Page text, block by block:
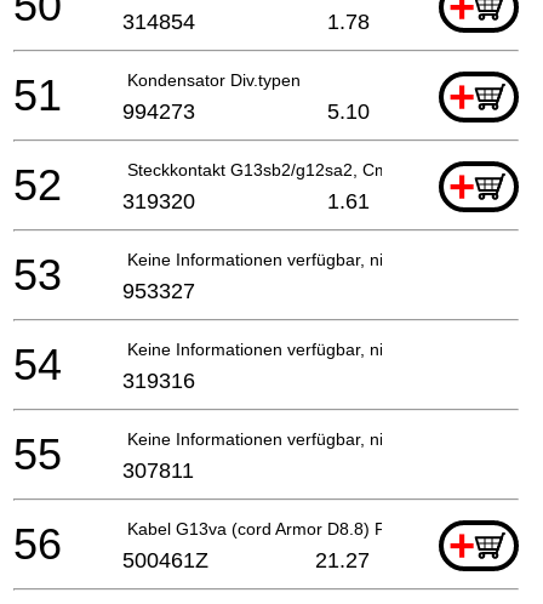
314854 1.78
Kondensator Div.typen +
51 994273 5.10
Steckkontakt G13sb2/g12sa2, Cm5sb For Noise
+
52 319320 1.61
Keine Informationen verfügbar, nicht bestellbar
53 953327
Keine Informationen verfügbar, nicht bestellbar
54 319316
Keine Informationen verfügbar, nicht bestellbar
55 307811
Kabel G13va (cord Armor D8.8) For Gbr (110v)
+
56 500461Z 21.27